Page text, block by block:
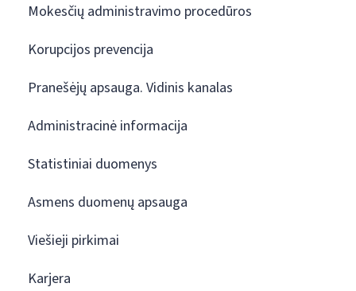
Mokesčių administravimo procedūros
Korupcijos prevencija
Pranešėjų apsauga. Vidinis kanalas
Administracinė informacija
Statistiniai duomenys
Asmens duomenų apsauga
Viešieji pirkimai
Karjera